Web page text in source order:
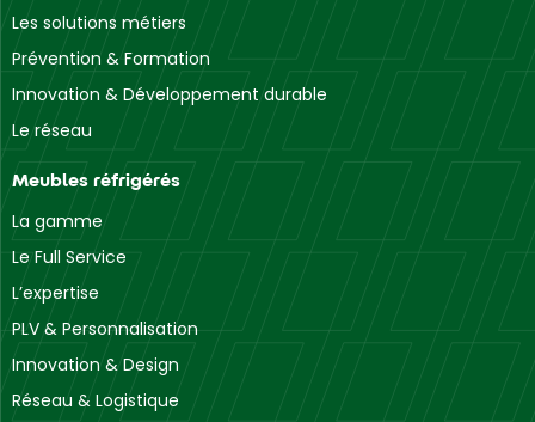
Les solutions métiers
Prévention & Formation
Innovation & Développement durable
Le réseau
Meubles réfrigérés
La gamme
Le Full Service
L’expertise
PLV & Personnalisation
Innovation & Design
Réseau & Logistique